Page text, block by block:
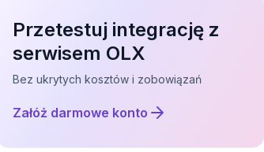
Przetestuj integrację z
serwisem OLX
Bez ukrytych kosztów i zobowiązań
Załóż darmowe konto